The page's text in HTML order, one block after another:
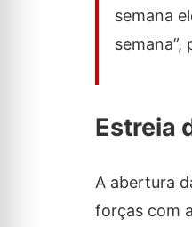
semana
Estreia
A abertura
forças com